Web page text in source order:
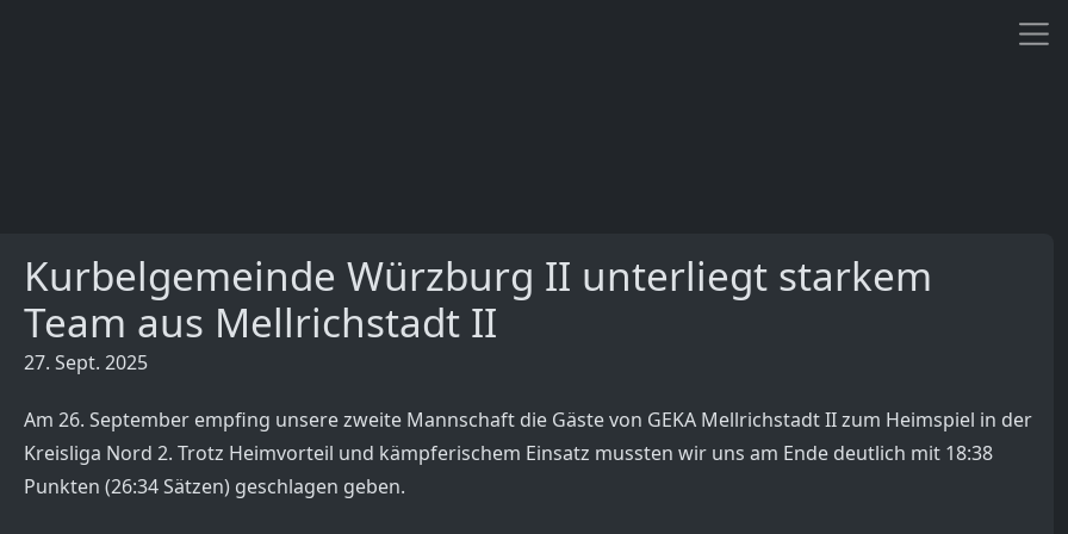
Kurbelgemeinde Würzburg II unterliegt starkem
Team aus Mellrichstadt II
27. Sept. 2025
Am 26. September empfing unsere zweite Mannschaft die Gäste von GEKA Mellrichstadt II zum Heimspiel in der
Kreisliga Nord 2. Trotz Heimvorteil und kämpferischem Einsatz mussten wir uns am Ende deutlich mit 18:38
Punkten (26:34 Sätzen) geschlagen geben.